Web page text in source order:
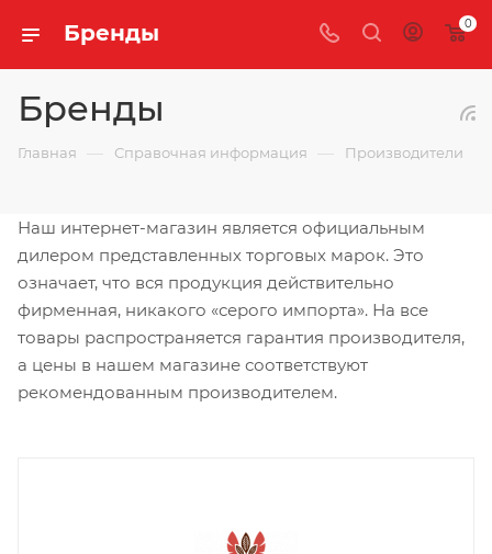
Бренды 0
Бренды
Главная — Справочная информация — Производители
Наш интернет-магазин является официальным
дилером представленных торговых марок. Это
означает, что вся продукция действительно
фирменная, никакого «серого импорта». На все
товары распространяется гарантия производителя,
а цены в нашем магазине соответствуют
рекомендованным производителем.